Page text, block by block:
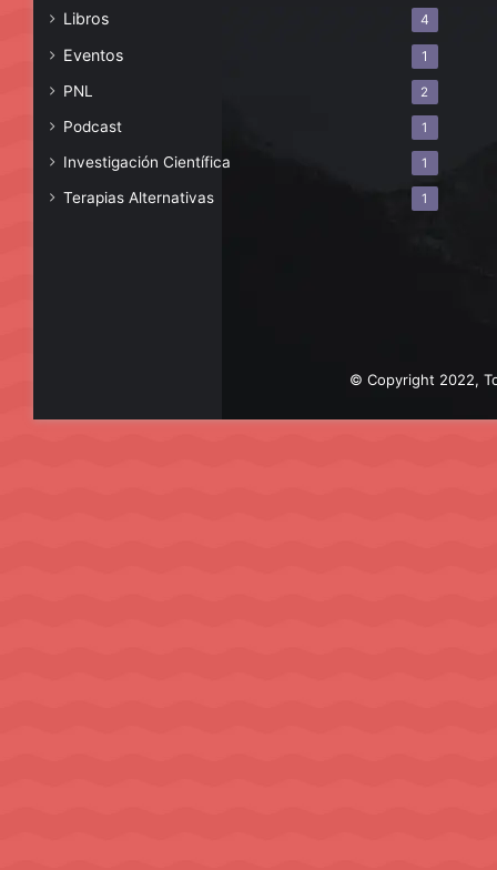
Libros 4
Eventos 1
PNL 2
Podcast 1
Investigación Científica 1
Terapias Alternativas 1
© Copyright 2022,